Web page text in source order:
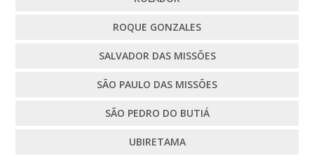
ROQUE GONZALES
SALVADOR DAS MISSÕES
SÃO PAULO DAS MISSÕES
SÃO PEDRO DO BUTIÁ
UBIRETAMA